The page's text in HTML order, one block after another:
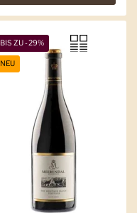
BIS ZU -29%
NEU